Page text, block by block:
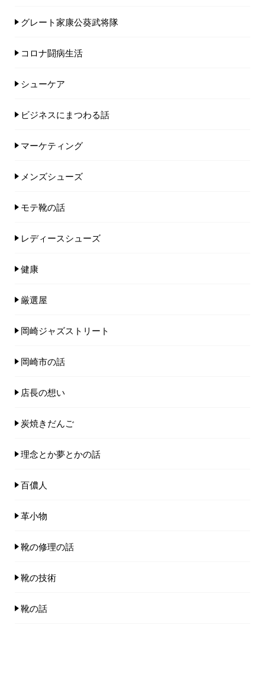
グレート家康公葵武将隊
コロナ闘病生活
シューケア
ビジネスにまつわる話
マーケティング
メンズシューズ
モテ靴の話
レディースシューズ
健康
厳選屋
岡崎ジャズストリート
岡崎市の話
店長の想い
炭焼きだんご
理念とか夢とかの話
百儂人
革小物
靴の修理の話
靴の技術
靴の話